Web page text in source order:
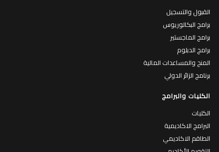
القبول والتسجيل
برامج البكالوريوس
برامج الماجستير
برامج الدبلوم
المنح والمساعدات المالية
برنامج الزائر الدولي
الكليات والبرامج
الكليات
البرامج الاكاديمية
الطاقم الاكاديمي